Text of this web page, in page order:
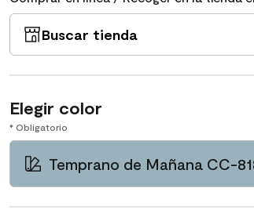
Buscar tienda
Elegir color
* Obligatorio
Temprano de Mañana CC-